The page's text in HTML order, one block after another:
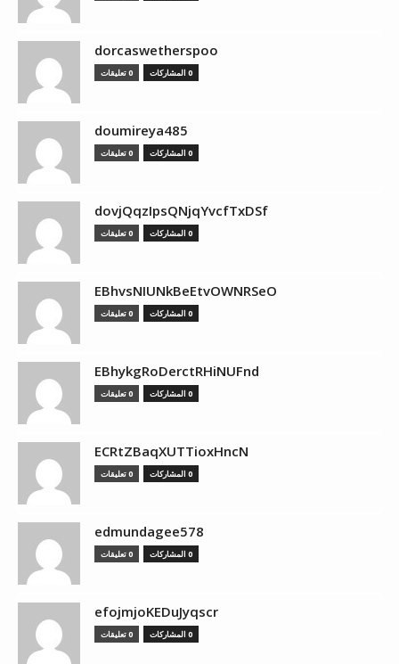
dorcaswetherspoo
0 المشاركات 0 تعليقات
doumireya485
0 المشاركات 0 تعليقات
dovjQqzIpsQNjqYvcfTxDSf
0 المشاركات 0 تعليقات
EBhvsNIUNkBeEtvOWNRSeO
0 المشاركات 0 تعليقات
EBhykgRoDerctRHiNUFnd
0 المشاركات 0 تعليقات
ECRtZBaqXUTTioxHncN
0 المشاركات 0 تعليقات
edmundagee578
0 المشاركات 0 تعليقات
efojmjoKEDuJyqscr
0 المشاركات 0 تعليقات